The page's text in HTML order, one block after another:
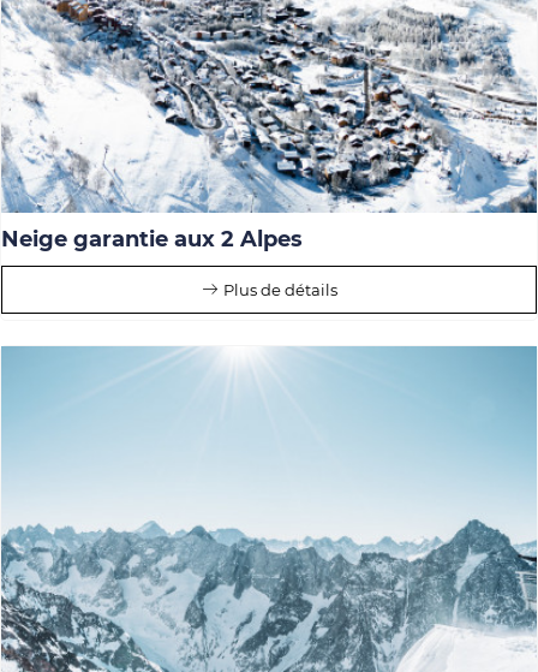
Neige garantie aux 2 Alpes
Plus de détails